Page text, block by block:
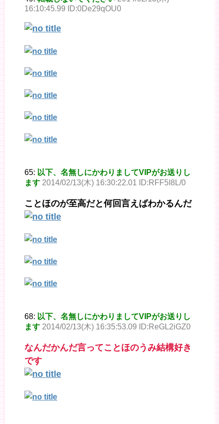
16:10:45.99 ID:0De29qOU0
65: 以下、名無しにかわりましてVIPがお送りし
ます 2014/02/13(木) 16:30:22.01 ID:RFF5I8L/0
ことほのが至高だと何回言えばわかるんだ
68: 以下、名無しにかわりましてVIPがお送りし
ます 2014/02/13(木) 16:35:53.09 ID:ReGL2iGZ0
なんだかんだ言ってことほのうみ結構好き
です